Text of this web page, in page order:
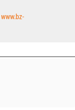
www.bz-